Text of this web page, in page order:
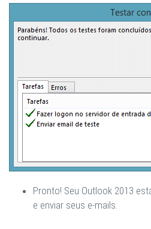
Pronto! Seu Outlook 2013
e enviar seus e-mails.